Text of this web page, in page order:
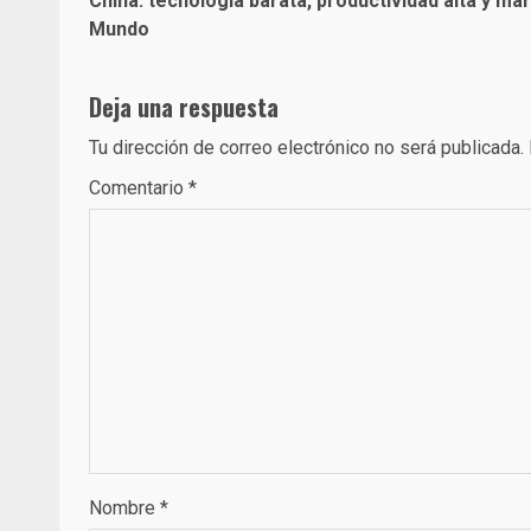
navigation
Mundo
Deja una respuesta
Tu dirección de correo electrónico no será publicada.
Comentario *
Nombre *